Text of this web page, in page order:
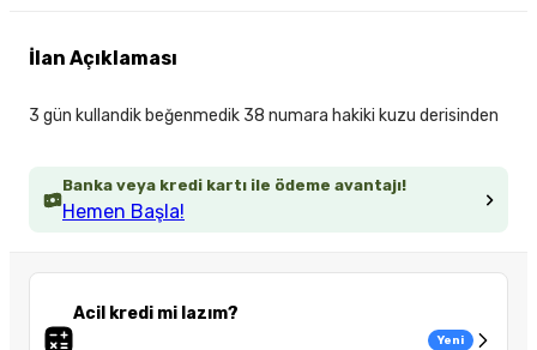
Banka veya kredi kartı ile ödeme avantajı!
Hemen Başla!
Acil kredi mi lazım?
Yeni
İlan Açıklaması
3 gün kullandik beğenmedik 38 numara hakiki kuzu derisinden